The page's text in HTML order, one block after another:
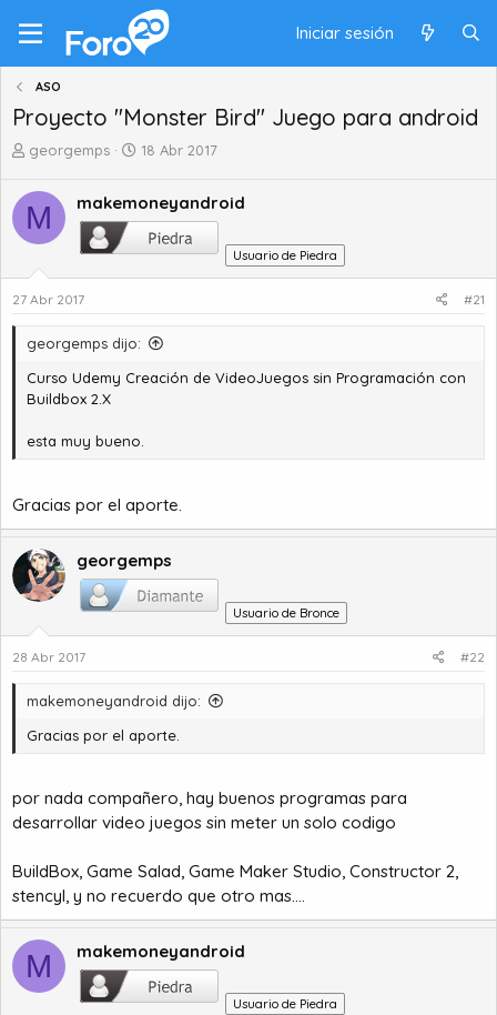
Iniciar sesión
ASO
Proyecto "Monster Bird" Juego para android
A
t
o
r
e
t
m
georgemps
F
h
d
e
i
18 Abr 2017
M makemoneyandroid
Usuario de Piedra
27 Abr 2017 #21
georgemps dijo:
Curso Udemy Creación de VideoJuegos sin Programación con
Buildbox 2.X
esta muy bueno.
Gracias por el aporte.
georgemps
Usuario de Bronce
28 Abr 2017 #22
makemoneyandroid dijo:
Gracias por el aporte.
por nada compañero, hay buenos programas para
desarrollar video juegos sin meter un solo codigo
BuildBox, Game Salad, Game Maker Studio, Constructor 2,
stencyl, y no recuerdo que otro mas....
M makemoneyandroid
Usuario de Piedra